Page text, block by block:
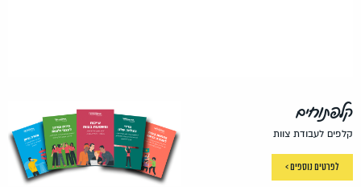
קלפתוחים
קלפים לעבודת צוות
לפרטים נוספים >